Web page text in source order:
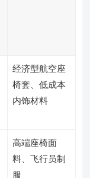
经济型航空座
椅套、低成本
内饰材料
高端座椅面
料、飞行员制
服